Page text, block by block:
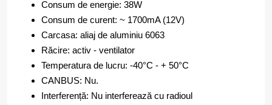
Consum de energie: 38W
Consum de curent: ~ 1700mA (12V)
Carcasa: aliaj de aluminiu 6063
Răcire: activ - ventilator
Temperatura de lucru: -40°C - + 50°C
CANBUS: Nu.
Interferență: Nu interferează cu radioul